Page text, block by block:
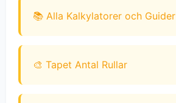
📚 Alla Kalkylatorer och Guider
🎨 Tapet Antal Rullar